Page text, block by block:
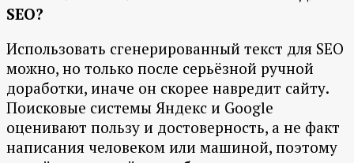
SEO?
Использовать сгенерированный текст для SEO
можно, но только после серьёзной ручной
доработки, иначе он скорее навредит сайту.
Поисковые системы Яндекс и Google
оценивают пользу и достоверность, а не факт
написания человеком или машиной, поэтому